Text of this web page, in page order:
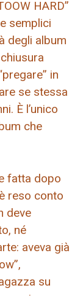
HARD”
semplici
degli album
in
se stessa
È l’unico
che
fatta dopo
reso conto
deve
né
aveva già
su